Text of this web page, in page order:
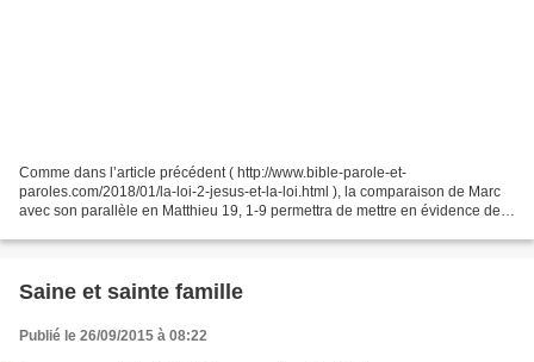
Comme dans l’article précédent ( http://www.bible-parole-et-
paroles.com/2018/01/la-loi-2-jesus-et-la-loi.html ), la comparaison de Marc
avec son parallèle en Matthieu 19, 1-9 permettra de mettre en évidence des
Saine et sainte famille
Publié le 26/09/2015 à 08:22